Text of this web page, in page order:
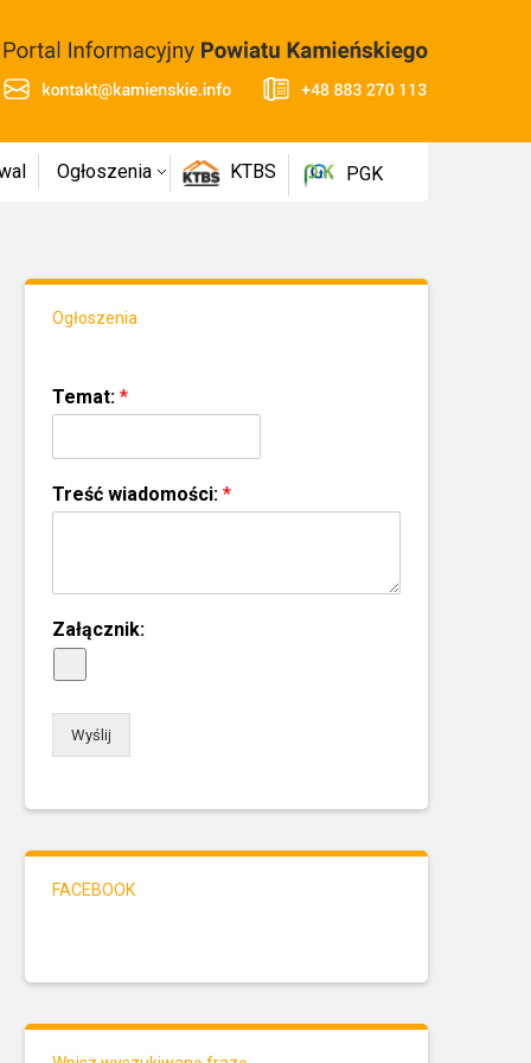
Ogłoszenia KTBS PGK
Ogłoszenia
Temat: *
Treść wiadomości: *
Załącznik:
Wyślij
FACEBOOK